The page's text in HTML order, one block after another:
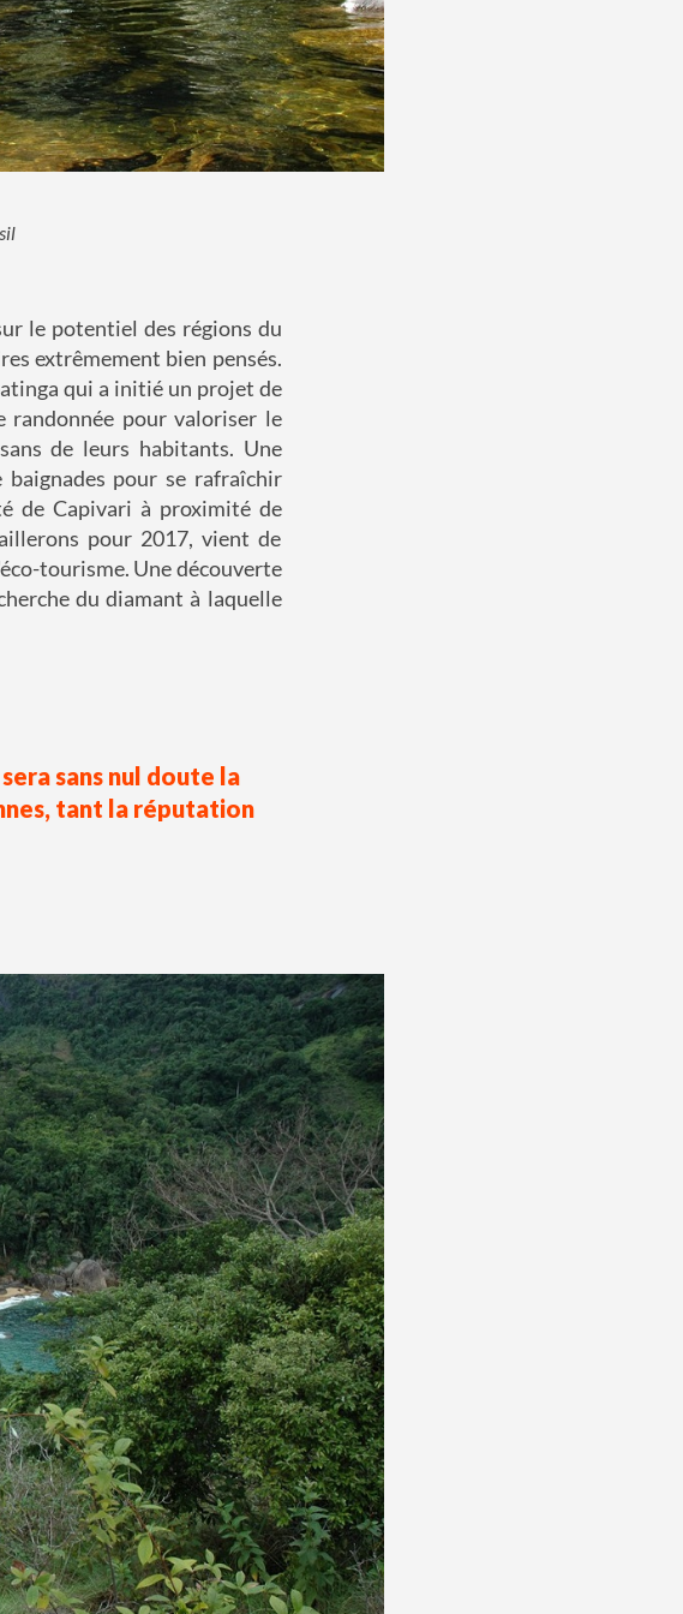
le potentiel des régions du
extrêmement bien pensés.
qui a initié un projet de
randonnée pour valoriser le
de leurs habitants. Une
pour se rafraîchir
de Capivari à proximité de
pour 2017, vient de
tourisme. Une découverte
du diamant à laquelle
sans nul doute la
tant la réputation